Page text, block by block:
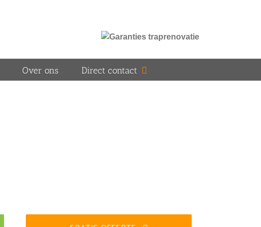
Over ons Direct contact